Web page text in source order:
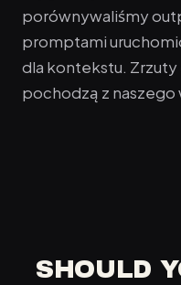
porównywaliśmy
promptami
dla kontekstu.
pochodzą z naszego
SHOULD